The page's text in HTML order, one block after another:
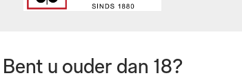
Bent u ouder dan 18?